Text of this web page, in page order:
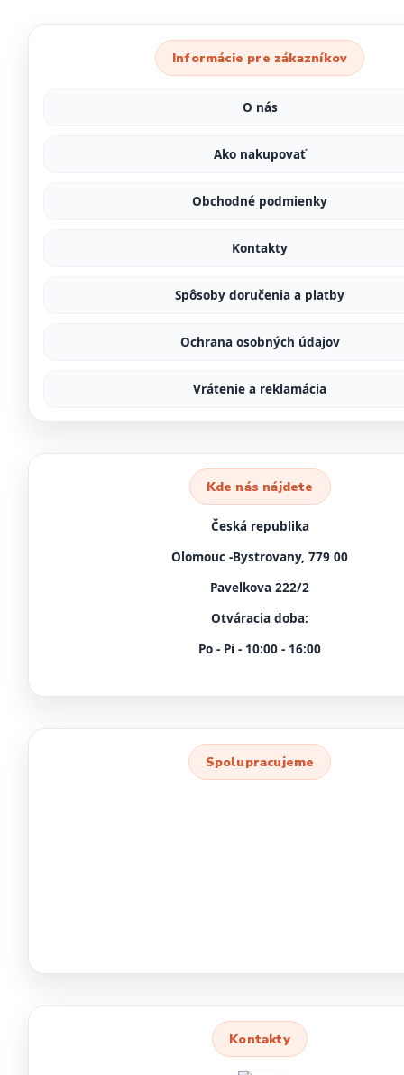
Informácie pre zákazníkov
O nás
Ako nakupovať
Obchodné podmienky
Kontakty
Spôsoby doručenia a platby
Ochrana osobných údajov
Vrátenie a reklamácia
Kde nás nájdete
Česká republika
Olomouc -Bystrovany, 779 00
Pavelkova 222/2
Otváracia doba:
Po - Pi - 10:00 - 16:00
Spolupracujeme
Kontakty